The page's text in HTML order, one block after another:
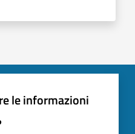
le informazioni